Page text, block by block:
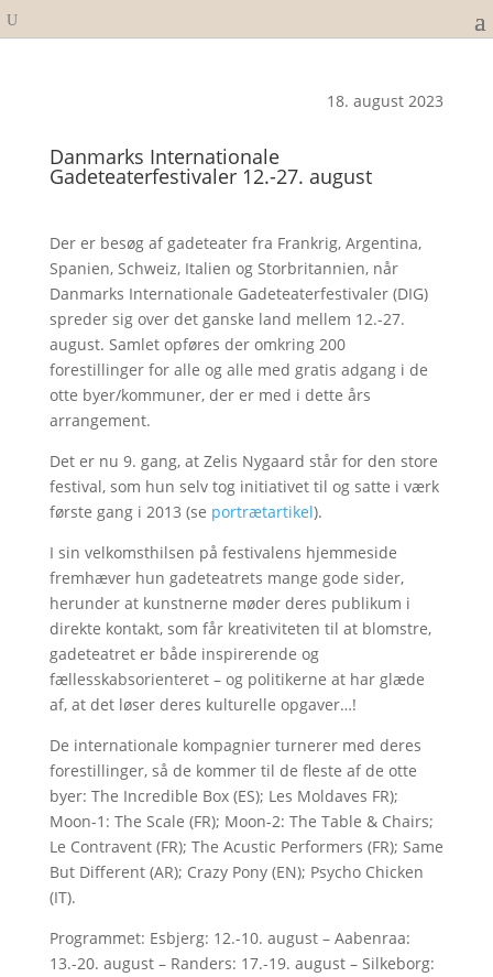
18. august 2023
Danmarks Internationale
Gadeteaterfestivaler 12.-27. august
Der er besøg af gadeteater fra Frankrig, Argentina,
Spanien, Schweiz, Italien og Storbritannien, når
Danmarks Internationale Gadeteaterfestivaler (DIG)
spreder sig over det ganske land mellem 12.-27.
august. Samlet opføres der omkring 200
forestillinger for alle og alle med gratis adgang i de
otte byer/kommuner, der er med i dette års
arrangement.
Det er nu 9. gang, at Zelis Nygaard står for den store
festival, som hun selv tog initiativet til og satte i værk
første gang i 2013 (se portrætartikel).
I sin velkomsthilsen på festivalens hjemmeside
fremhæver hun gadeteatrets mange gode sider,
herunder at kunstnerne møder deres publikum i
direkte kontakt, som får kreativiteten til at blomstre,
gadeteatret er både inspirerende og
fællesskabsorienteret – og politikerne at har glæde
af, at det løser deres kulturelle opgaver…!
De internationale kompagnier turnerer med deres
forestillinger, så de kommer til de fleste af de otte
byer: The Incredible Box (ES); Les Moldaves FR);
Moon-1: The Scale (FR); Moon-2: The Table & Chairs;
Le Contravent (FR); The Acustic Performers (FR); Same
But Different (AR); Crazy Pony (EN); Psycho Chicken
(IT).
Programmet: Esbjerg: 12.-10. august – Aabenraa:
13.-20. august – Randers: 17.-19. august – Silkeborg: